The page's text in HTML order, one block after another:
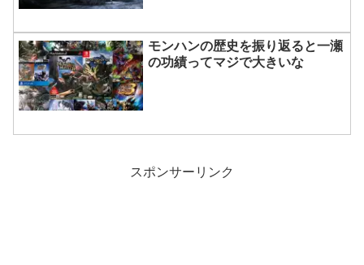
モンハンの歴史を振り返ると一瀬
の功績ってマジで大きいな
スポンサーリンク